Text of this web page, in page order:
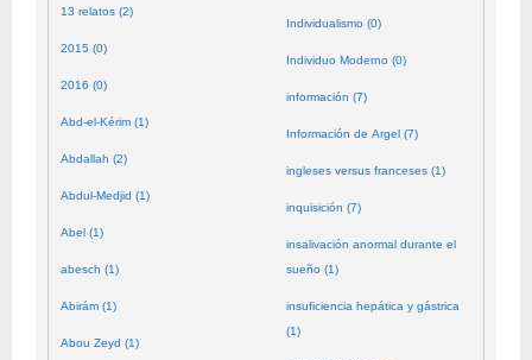
13 relatos (2)
2015 (0)
2016 (0)
Abd-el-Kérim (1)
Abdallah (2)
Abdul-Medjid (1)
Abel (1)
abesch (1)
Abirám (1)
Abou Zeyd (1)
Individualismo (0)
Individuo Moderno (0)
información (7)
Información de Argel (7)
ingleses versus franceses (1)
inquisición (7)
insalivación anormal durante el
sueño (1)
insuficiencia hepática y gástrica
(1)